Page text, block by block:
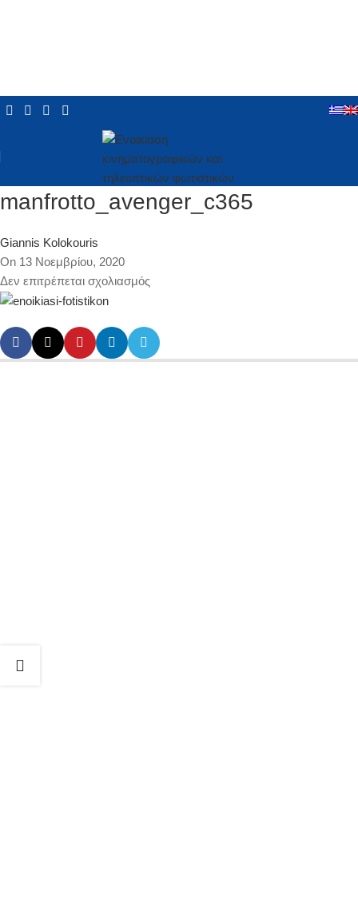
manfrotto_avenger_c365
Giannis Kolokouris
On 13 Νοεμβρίου, 2020
Δεν επιτρέπεται σχολιασμός